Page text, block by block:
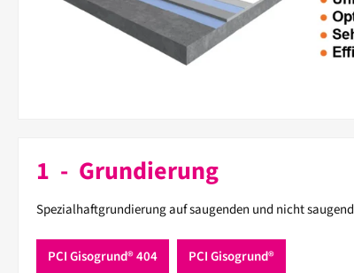
1 - Grundierung
Spezialhaftgrundierung auf saugenden und nicht
PCI Gisogrund® 404 PCI Gisogrund®